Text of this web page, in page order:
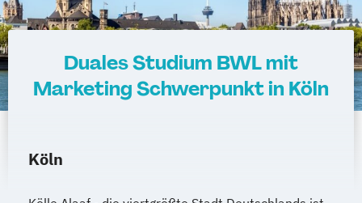
Duales Studium BWL mit
Marketing Schwerpunkt in Köln
Köln